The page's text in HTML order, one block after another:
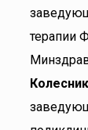
терапии